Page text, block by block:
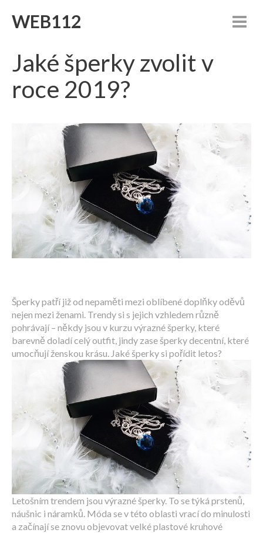
WEB112
Jaké šperky zvolit v
roce 2019?
Šperky patří již od nepaměti mezi oblíbené doplňky oděvů
nejen mezi ženami. Trendy si s jejich vzhledem různě
pohrávají – někdy jsou v kurzu výrazné šperky, které
barevně doladí celý outfit, jindy zase šperky decentní, které
umocňují ženskou krásu. Jaké šperky si pořídit letos?
Letošním trendem jsou výrazné šperky. To se týká prstenů,
náušnic i náramků. Móda se v této oblasti vrací do minulosti
a začínají se znovu objevovat velké plastové kruhové